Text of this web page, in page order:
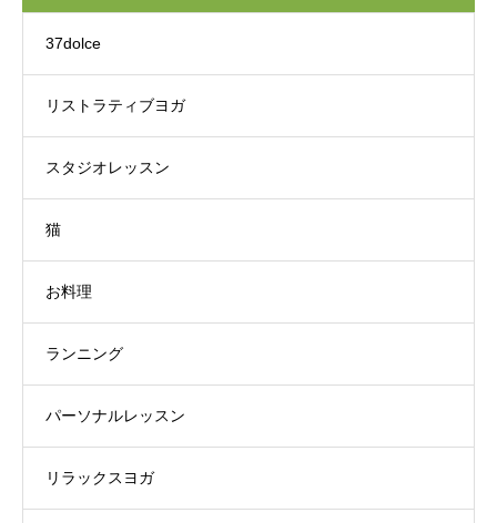
37dolce
リストラティブヨガ
スタジオレッスン
猫
お料理
ランニング
パーソナルレッスン
リラックスヨガ